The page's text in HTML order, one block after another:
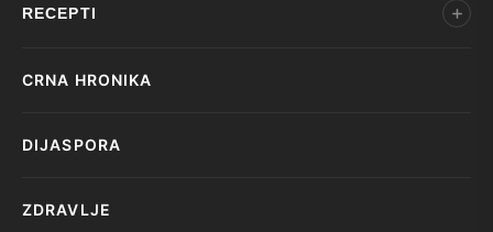
RECEPTI
CRNA HRONIKA
DIJASPORA
ZDRAVLJE